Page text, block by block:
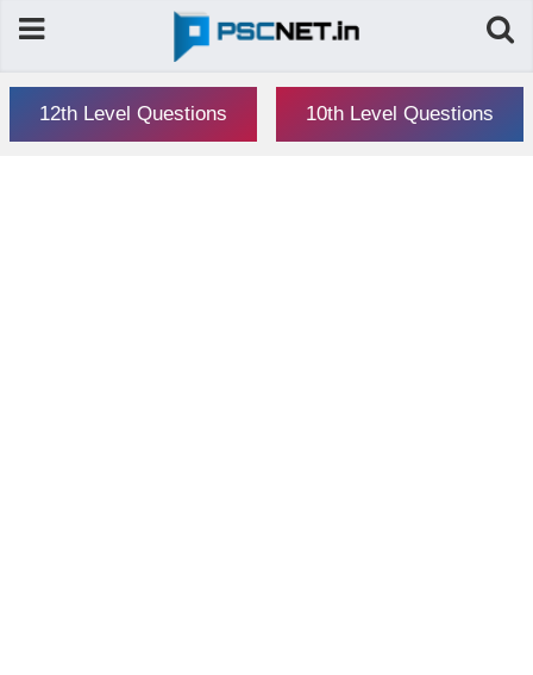
12th Level Questions 10th Level Questions